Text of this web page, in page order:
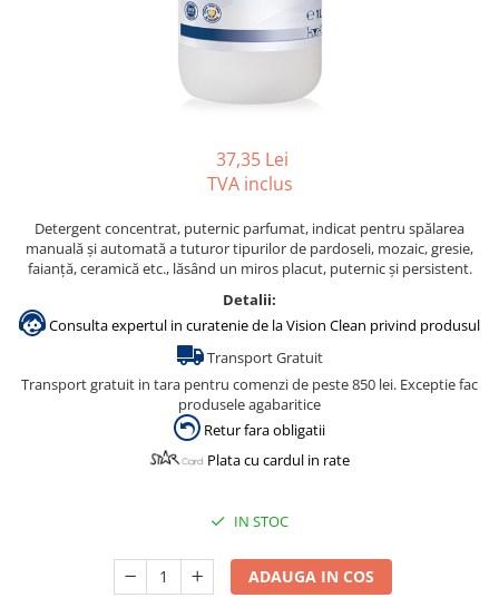
Detergenti covoare, mochete,
Room Care
Dezinfectanti profesionali
Dezinfectanti medicali profesionali
Dezinfectanti suprafete
Dispensere / Dozatoare
Dozatoare dezinfectanti
Dispensere acoperitoare colac wc
Dispensere prosoape pliate (Z)
37,35 Lei
TVA inclus
Detergent concentrat, puternic parfumat, indicat pentru spălarea
manuală și automată a tuturor tipurilor de pardoseli, mozaic, gresie,
faianță, ceramică etc., lăsând un miros placut, puternic și persistent.
Detalii:
Consulta expertul in curatenie de la Vision Clean privind produsul
Transport Gratuit
Transport gratuit in tara pentru comenzi de peste 850 lei. Exceptie fac
produsele agabaritice
Retur fara obligatii
Plata cu cardul in rate
IN STOC
ADAUGA IN COS